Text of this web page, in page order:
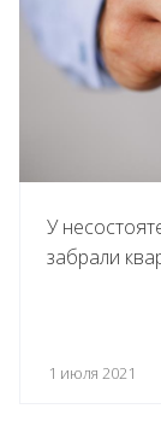
У
забрали
1 июля 2021